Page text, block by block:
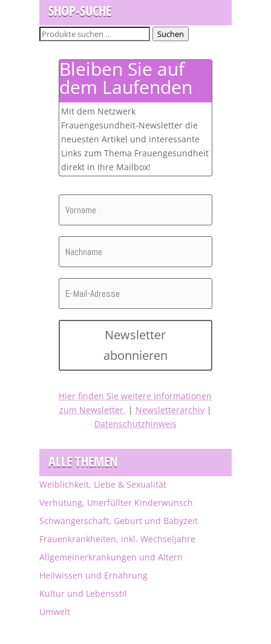
SHOP-SUCHE
Suchen
Suchen
Bleiben Sie auf
dem Laufenden
Mit dem Netzwerk
Frauengesundheit-Newsletter die
neuesten Artikel und interessante
Links zum Thema Frauengesundheit
direkt in Ihre Mailbox!
Newsletter
abonnieren
Hier finden Sie weitere Informationen
zum Newsletter. | Newsletterarchiv|
Datenschutzhinweis
ALLE THEMEN
Weiblichkeit, Liebe & Sexualität
Verhütung, Unerfüllter Kinderwunsch
Schwangerschaft, Geburt und Babyzeit
Frauenkrankheiten, inkl. Wechseljahre
Allgemeinerkrankungen und Altern
Heilwissen und Ernährung
Kultur und Lebensstil
Umwelt